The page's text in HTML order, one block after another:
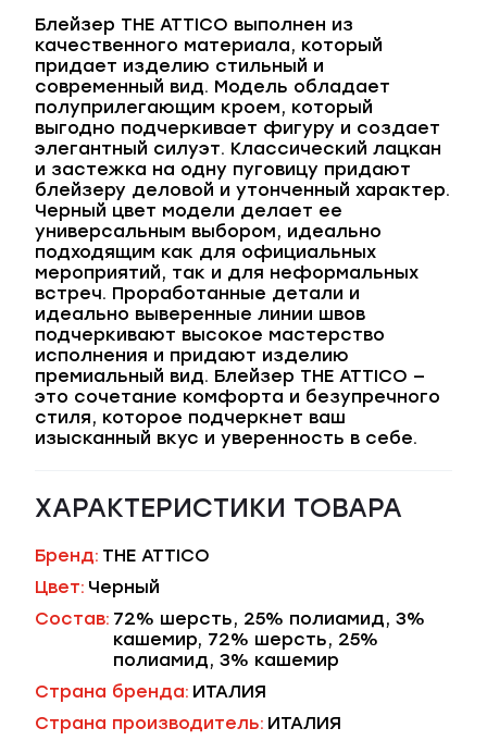
Блейзер THE ATTICO выполнен из
качественного материала, который
придает изделию стильный и
современный вид. Модель обладает
полуприлегающим кроем, который
выгодно подчеркивает фигуру и создает
элегантный силуэт. Классический лацкан
и застежка на одну пуговицу придают
блейзеру деловой и утонченный характер.
Черный цвет модели делает ее
универсальным выбором, идеально
подходящим как для официальных
мероприятий, так и для неформальных
встреч. Проработанные детали и
идеально выверенные линии швов
подчеркивают высокое мастерство
исполнения и придают изделию
премиальный вид. Блейзер THE ATTICO —
это сочетание комфорта и безупречного
стиля, которое подчеркнет ваш
изысканный вкус и уверенность в себе.
ХАРАКТЕРИСТИКИ ТОВАРА
Бренд: THE ATTICO
Цвет: Черный
Состав: 72% шерсть, 25% полиамид, 3%
кашемир, 72% шерсть, 25%
полиамид, 3% кашемир
Страна бренда: ИТАЛИЯ
Страна производитель: ИТАЛИЯ